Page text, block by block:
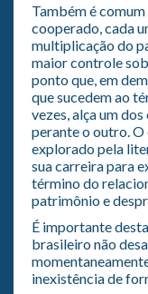
Também é
cooperado, cada
multiplicação do
maior controle
ponto que, em
que sucedem ao
vezes, alça um
perante o outro.
explorado pela
sua carreira para
término do
patrimônio e
É importante
brasileiro não
inexistência de